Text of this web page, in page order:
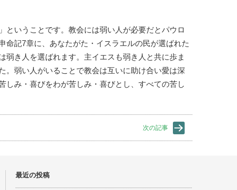
いうことです。教会には弱い人が必要だとパウロ
命記7章に、あなたがた・イスラエルの民が選ばれた
き人を選ばれます。主イエスも弱き人と共に歩ま
。弱い人がいることで教会は互いに助け合い愛は深
しみ・喜びをわが苦しみ・喜びとし、すべての苦し
次の記事
最近の投稿